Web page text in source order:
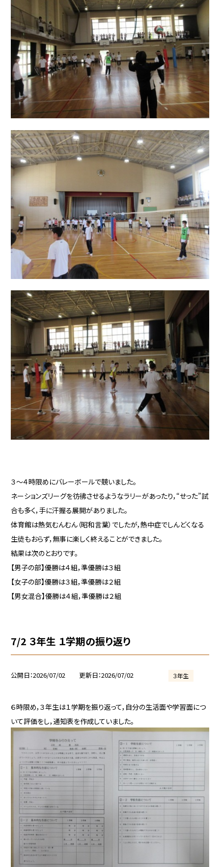
３～４時限めにバレーボールで競いました。
ネーションズリーグを彷彿させるようなラリーがあったり，“せった”試
合も多く，手に汗握る展開がありました。
体育館は熱気むんむん（昭和言葉）でしたが，熱中症でしんどくなる
生徒もおらず，無事に楽しく終えることができました。
結果は次のとおりです。
【男子の部】優勝は４組，準優勝は３組
【女子の部】優勝は３組，準優勝は２組
【男女混合】優勝は４組，準優勝は２組
7/2 ３年生 １学期の振り返り
公開日 2026/07/02 更新日 2026/07/02 ３年生
６時限め，３年生は１学期を振り返って，自分の生活面や学習面につ
いて評価をし，通知表を作成していました。